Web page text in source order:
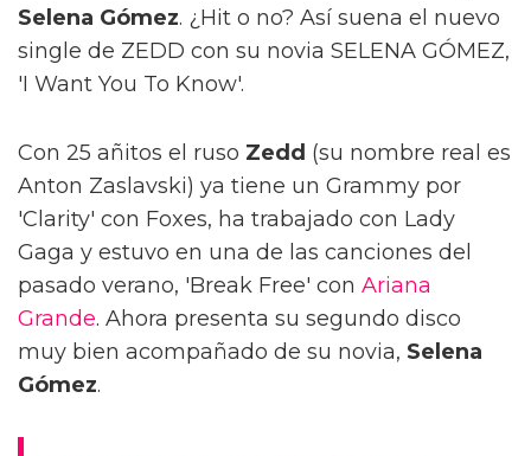
Selena Gómez. ¿Hit o no? Así suena el nuevo
single de ZEDD con su novia SELENA GÓMEZ,
'I Want You To Know'.
Con 25 añitos el ruso Zedd (su nombre real es
Anton Zaslavski) ya tiene un Grammy por
'Clarity' con Foxes, ha trabajado con Lady
Gaga y estuvo en una de las canciones del
pasado verano, 'Break Free' con Ariana
Grande. Ahora presenta su segundo disco
muy bien acompañado de su novia, Selena
Gómez.